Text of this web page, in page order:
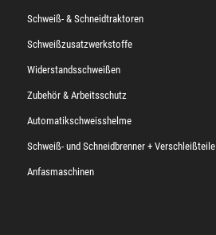
Schweiß- & Schneidtraktoren
Schweißzusatzwerkstoffe
Widerstandsschweißen
Zubehör & Arbeitsschutz
Automatikschweisshelme
Schweiß- und Schneidbrenner + Verschleißteile
Anfasmaschinen